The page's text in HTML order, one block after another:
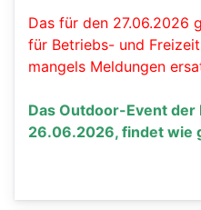
Das für den 27.06.2026
für Betriebs- und
mangels Meldungen
Das Outdoor-Event der
26.06.2026, findet wie